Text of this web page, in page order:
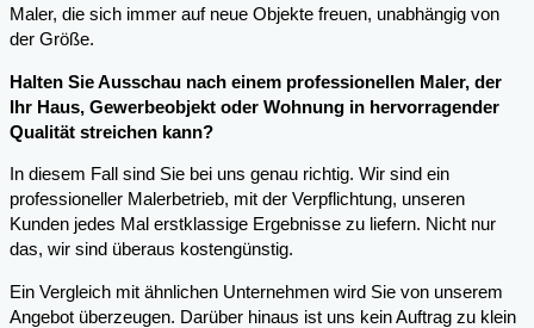
Maler, die sich immer auf neue Objekte freuen, unabhängig von
der Größe.
Halten Sie Ausschau nach einem professionellen Maler, der
Ihr Haus, Gewerbeobjekt oder Wohnung in hervorragender
Qualität streichen kann?
In diesem Fall sind Sie bei uns genau richtig. Wir sind ein
professioneller Malerbetrieb, mit der Verpflichtung, unseren
Kunden jedes Mal erstklassige Ergebnisse zu liefern. Nicht nur
das, wir sind überaus kostengünstig.
Ein Vergleich mit ähnlichen Unternehmen wird Sie von unserem
Angebot überzeugen. Darüber hinaus ist uns kein Auftrag zu klein